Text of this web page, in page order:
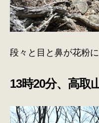
段々と目と鼻が花粉
13時20分、高取